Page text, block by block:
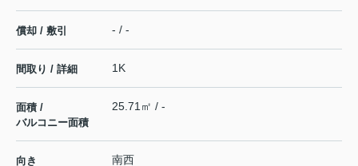
償却 / 敷引 - / -
間取り / 詳細 1K
面積 /
バルコニー面積
25.71㎡ / -
向き 南西